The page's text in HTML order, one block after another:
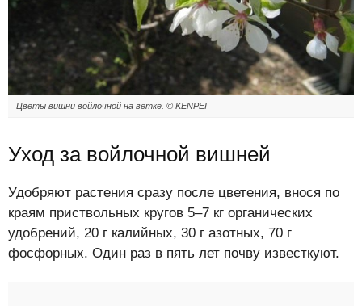
Цветы вишни войлочной на ветке. © KENPEI
Уход за войлочной вишней
Удобряют растения сразу после цветения, внося по
краям приствольных кругов 5–7 кг органических
удобрений, 20 г калийных, 30 г азотных, 70 г
фосфорных. Один раз в пять лет почву известкуют.